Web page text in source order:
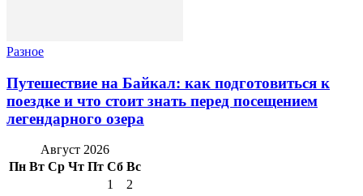
Разное
Путешествие на Байкал: как подготовиться к
поездке и что стоит знать перед посещением
легендарного озера
Август 2026
Пн Вт Ср Чт Пт Сб Вс
1
2